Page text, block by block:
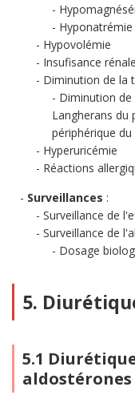
Hyponatrémie
Hypovolémie
Insufisance rénale
Diminution de la
Diminution de
Langherans du
périphérique du
Hyperuricémie
Réactions
Surveillances :
Surveillance de
Surveillance de
Dosage
5.
5.1
aldostérones